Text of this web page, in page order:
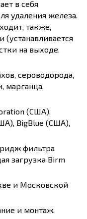
в себя
удаления железа.
также,
(устанавливается
на выходе.
сероводорода,
марганца,
(США),
BigBlue (США),
фильтра
загрузка Birm
и Московской
и монтаж.